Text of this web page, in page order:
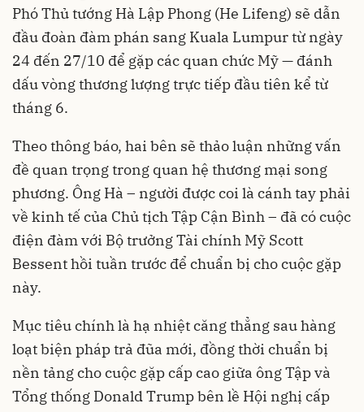
Phó Thủ tướng Hà Lập Phong (He Lifeng) sẽ dẫn
đầu đoàn đàm phán sang Kuala Lumpur từ ngày
24 đến 27/10 để gặp các quan chức Mỹ — đánh
dấu vòng thương lượng trực tiếp đầu tiên kể từ
tháng 6.
Theo thông báo, hai bên sẽ thảo luận những vấn
đề quan trọng trong quan hệ thương mại song
phương. Ông Hà – người được coi là cánh tay phải
về kinh tế của Chủ tịch Tập Cận Bình – đã có cuộc
điện đàm với Bộ trưởng Tài chính Mỹ Scott
Bessent hồi tuần trước để chuẩn bị cho cuộc gặp
này.
Mục tiêu chính là hạ nhiệt căng thẳng sau hàng
loạt biện pháp trả đũa mới, đồng thời chuẩn bị
nền tảng cho cuộc gặp cấp cao giữa ông Tập và
Tổng thống Donald Trump bên lề Hội nghị cấp